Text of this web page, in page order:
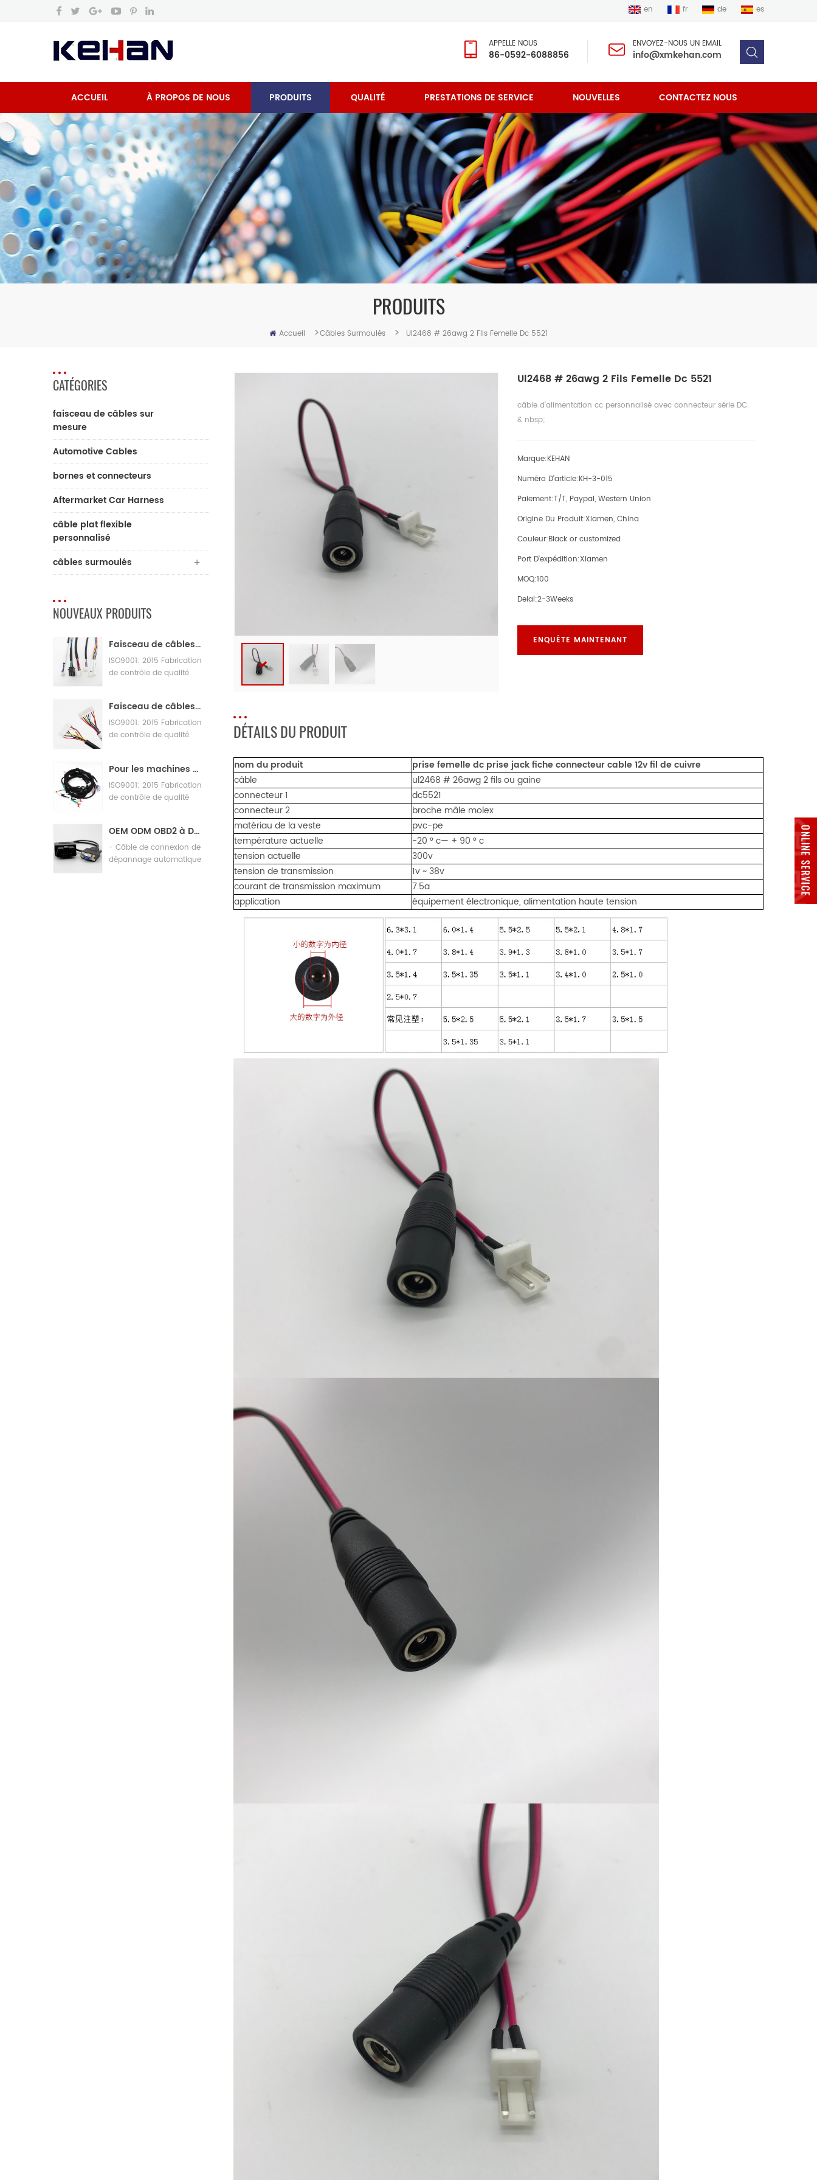
en fr de es
APPELLE NOUS
86-0592-6088856
ENVOYEZ-NOUS UN EMAIL
info@xmkehan.com
ACCUEIL À PROPOS DE NOUS PRODUITS QUALITÉ PRESTATIONS DE SERVICE NOUVELLES CONTACTEZ NOUS
PRODUITS
Accueil >Câbles Surmoulés > Ul2468 # 26awg 2 Fils Femelle Dc 5521
Ul2468 # 26awg 2 Fils Femelle Dc 5521
câble d'alimentation cc personnalisé avec connecteur série DC.
& nbsp;
Marque:KEHAN
Numéro D'article:KH-3-015
Paiement:T/T, Paypal, Western Union
Origine Du Produit:Xiamen, China
Couleur:Black or customized
Port D'expédition:Xiamen
MOQ:100
Delai:2-3Weeks
ENQUÊTE MAINTENANT
DÉTAILS DU PRODUIT
nom du produit
prise femelle dc prise jack fiche connecteur cable 12v fil de cuivre
câble
ul2468 # 26awg 2 fils ou gaine
connecteur 1
dc5521
connecteur 2
broche mâle molex
matériau de la veste
pvc-pe
température actuelle
-20 ° c— + 90 ° c
tension actuelle
300v
tension de transmission
1v ~ 38v
courant de transmission maximum
7.5a
application
équipement électronique, alimentation haute tension
CATÉGORIES
faisceau de câbles sur
mesure
Automotive Cables
bornes et connecteurs
Aftermarket Car Harness
câble plat flexible
personnalisé
câbles surmoulés
NOUVEAUX PRODUITS
Faisceau de câbles JST Patch Loom
ISO9001: 2015 Fabrication
de contrôle de qualité
Faisceau de câbles adaptateur de métier à tisser BNA 12v
ISO9001: 2015 Fabrication
de contrôle de qualité
Pour les machines de boulangerie alimentaire avec de grands faisceaux de câbles
ISO9001: 2015 Fabrication
de contrôle de qualité
OEM ODM OBD2 à DB9 Câble de raccordement de diagnostic de l'automobile par câble
- Câble de connexion de
dépannage automatique